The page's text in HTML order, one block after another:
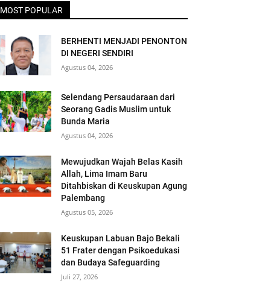
MOST POPULAR
BERHENTI MENJADI PENONTON
DI NEGERI SENDIRI
Agustus 04, 2026
Selendang Persaudaraan dari
Seorang Gadis Muslim untuk
Bunda Maria
Agustus 04, 2026
Mewujudkan Wajah Belas Kasih
Allah, Lima Imam Baru
Ditahbiskan di Keuskupan Agung
Palembang
Agustus 05, 2026
Keuskupan Labuan Bajo Bekali
51 Frater dengan Psikoedukasi
dan Budaya Safeguarding
Juli 27, 2026